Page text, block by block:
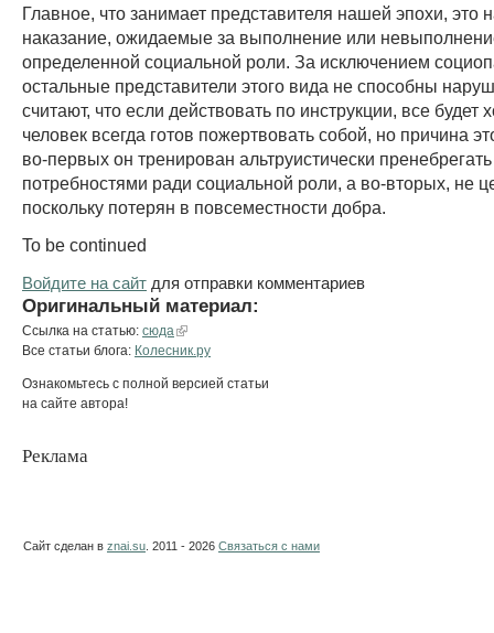
Главное, что занимает представителя нашей эпохи, это
наказание, ожидаемые за выполнение или
определенной социальной роли. За исключением
остальные представители этого вида не способны
считают, что если действовать по инструкции, все будет
человек всегда готов пожертвовать собой, но причина
во-первых он тренирован альтруистически
потребностями ради социальной роли, а во-вторых, не
поскольку потерян в повсеместности добра.
To be continued
Войдите на сайт для отправки комментариев
Оригинальный материал:
Ссылка на статью: сюда
Все статьи блога: Колесник.ру
Ознакомьтесь с полной версией статьи
на сайте автора!
Реклама
Сайт сделан в znai.su . 2011 - 2026 Связаться с нами